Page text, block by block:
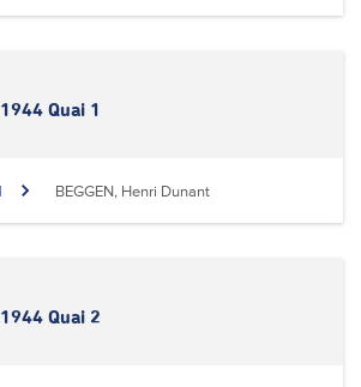
Quai 1
BEGGEN, Henri Dunant
Quai 2